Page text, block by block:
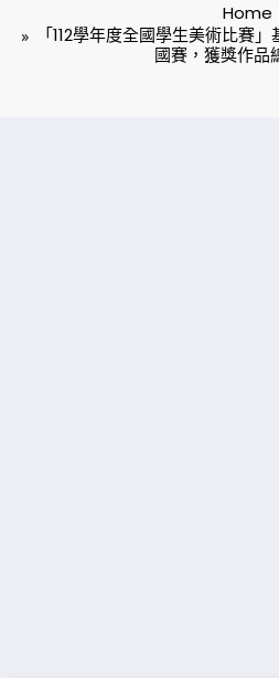
Home
「112學年度全國學生美術比賽
國賽，獲獎作品